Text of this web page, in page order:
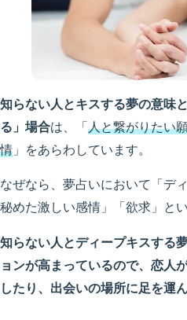
知らない人とキスする夢の意味
る」場合は、「人と繋がりたい
情 」をあらわしています。
なぜなら、夢占いにおいて「デ
秘めた激しい感情」「欲求」と
知らない人とディープキスする
ョンが高まっているので、恋人
したり、出会いの場所に足を運